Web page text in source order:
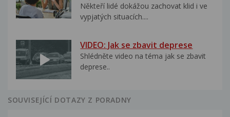
Někteří lidé dokážou zachovat klid i ve
vypjatých situacích....
VIDEO: Jak se zbavit deprese
Shlédněte video na téma jak se zbavit
deprese..
SOUVISEJÍCÍ DOTAZY Z PORADNY